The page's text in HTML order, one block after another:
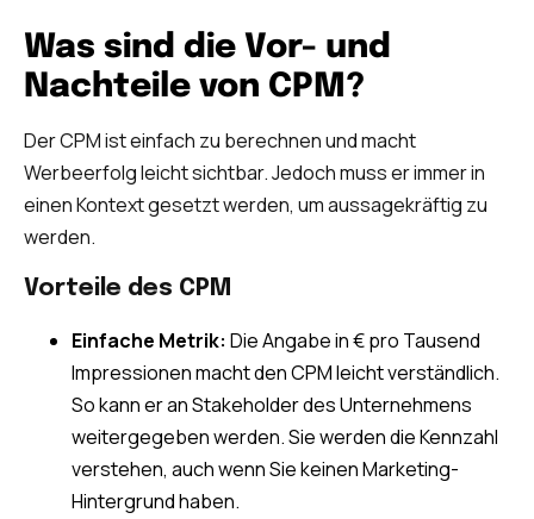
Was sind die Vor- und
Nachteile von CPM?
Der CPM ist einfach zu berechnen und macht
Werbeerfolg leicht sichtbar. Jedoch muss er immer in
einen Kontext gesetzt werden, um aussagekräftig zu
werden.
Vorteile des CPM
Einfache Metrik: Die Angabe in € pro Tausend
Impressionen macht den CPM leicht verständlich.
So kann er an Stakeholder des Unternehmens
weitergegeben werden. Sie werden die Kennzahl
verstehen, auch wenn Sie keinen Marketing-
Hintergrund haben.